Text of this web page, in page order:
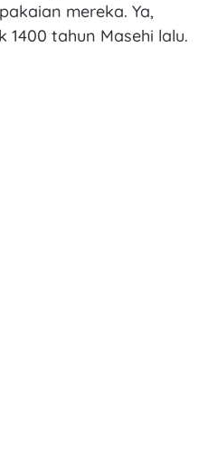
mereka. Ya,
tahun Masehi lalu.